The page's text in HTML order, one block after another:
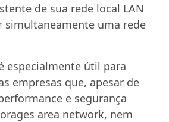
de sua rede local LAN
simultaneamente uma rede
especialmente útil para
empresas que, apesar de
e segurança
area network, nem